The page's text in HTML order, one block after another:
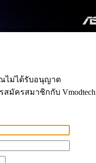
ไม่ได้รับอนุญาต
มัครสมาชิกกับ